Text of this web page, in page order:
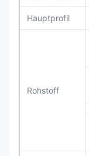
Hauptprofil
Rohstoff